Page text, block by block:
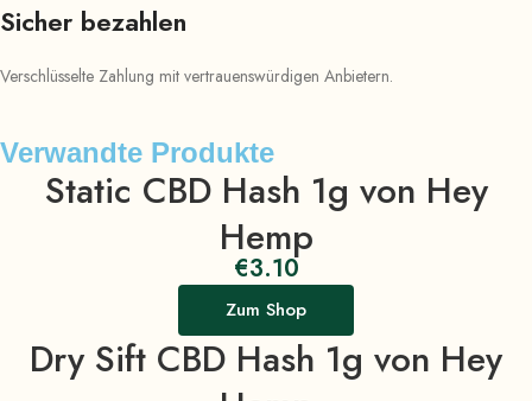
Sicher bezahlen
Verschlüsselte Zahlung mit vertrauenswürdigen Anbietern.
Verwandte Produkte
Static CBD Hash 1g von Hey
Hemp
€3.10
Zum Shop
Dry Sift CBD Hash 1g von Hey